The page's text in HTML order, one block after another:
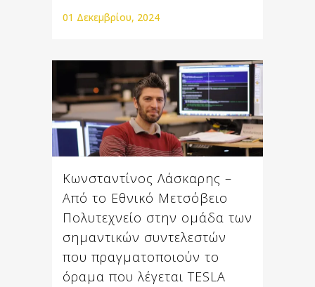
01 Δεκεμβρίου, 2024
Κωνσταντίνος Λάσκαρης –
Από το Εθνικό Μετσόβειο
Πολυτεχνείο στην ομάδα των
σημαντικών συντελεστών
που πραγματοποιούν το
όραμα που λέγεται TESLA